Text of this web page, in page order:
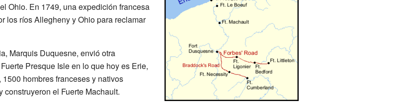
Ohio. En 1749, una expedición francesa
los ríos Allegheny y Ohio para reclamar
Marquis Duquesne, envió otra
Presque Isle en lo que hoy es Erie,
hombres franceses y nativos
el Fuerte Machault.